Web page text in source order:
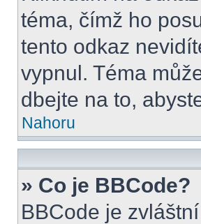
téma, čímž ho
tento odkaz
vypnul. Téma
dbejte na to,
Nahoru
» Co je BBCode?
BBCode je